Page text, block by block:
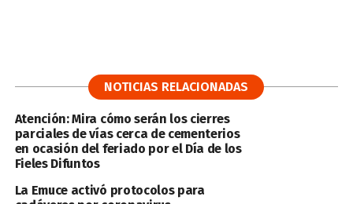
NOTICIAS RELACIONADAS
Atención: Mira cómo serán los cierres
parciales de vías cerca de cementerios
en ocasión del feriado por el Día de los
Fieles Difuntos
La Emuce activó protocolos para